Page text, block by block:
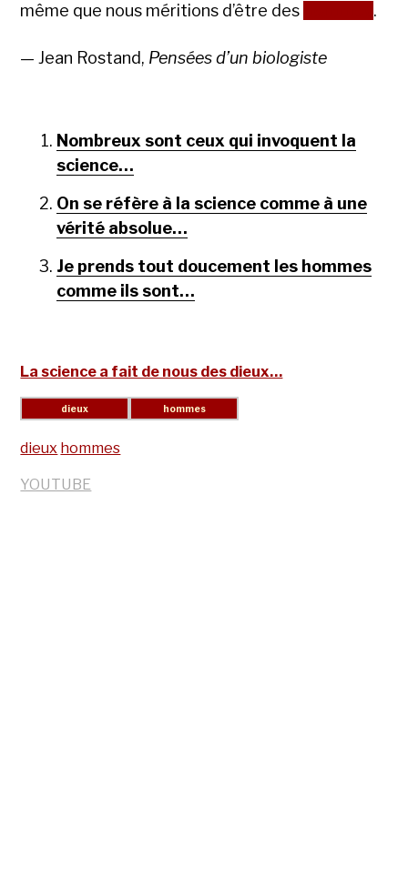
même que nous méritions d’être des
.
— Jean Rostand, Pensées d’un biologiste
Nombreux sont ceux qui invoquent la
science…
On se réfère à la science comme à une
vérité absolue…
Je prends tout doucement les hommes
comme ils sont…
La science a fait de nous des dieux…
dieux hommes
YOUTUBE